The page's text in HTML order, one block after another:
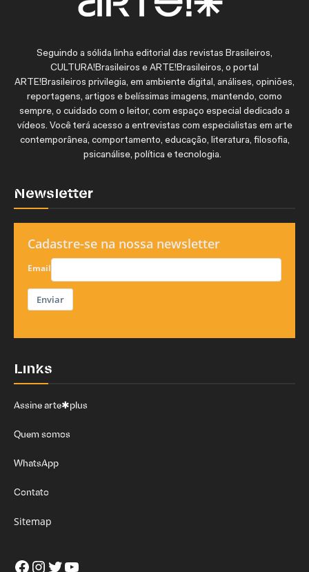
Seguindo a sólida linha editorial das revistas Brasileiros,
CULTURA!Brasileiros e ARTE!Brasileiros, o portal
ARTE!Brasileiros privilegia, em ambiente digital, análises, opiniões,
reportagens, artigos e belíssimas imagens, mantendo, como
sempre, o cuidado com o leitor, com espaço especial dedicado a
vídeos. Você terá acesso a entrevistas com especialistas em arte
contemporânea, comportamento, educação, literatura, filosofia,
psicanálise, política e tecnologia.
Newsletter
Cadastre-se na nossa newsletter
Email
Enviar
Links
Assine arte✱plus
Quem somos
WhatsApp
Contato
Sitemap
Facebook
Instagram
Twitter
Youtube